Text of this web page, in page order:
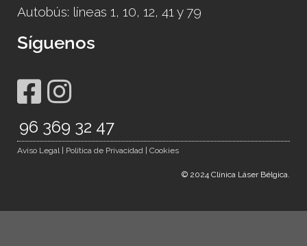
Autobús: líneas 1, 10, 12, 41 y 79
Síguenos
96 369 32 47
Aviso Legal | Política de Privacidad | Cookies
© 2024 Clínica Láser Bélgica.